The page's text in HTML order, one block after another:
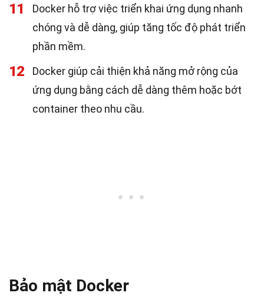
11
Docker hỗ trợ việc triển khai ứng dụng nhanh
chóng và dễ dàng, giúp tăng tốc độ phát triển
phần mềm.
12
Docker giúp cải thiện khả năng mở rộng của
ứng dụng bằng cách dễ dàng thêm hoặc bớt
container theo nhu cầu.
Bảo mật Docker